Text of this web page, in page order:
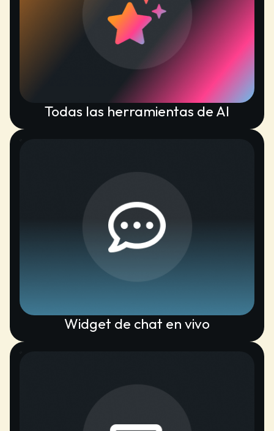
Todas las herramientas de AI
Widget de chat en vivo